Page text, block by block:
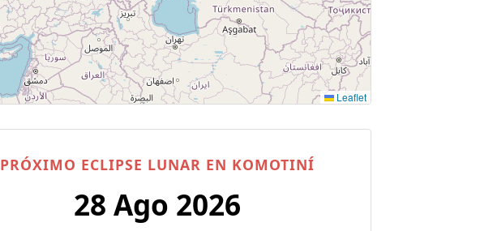
Leaflet
PRÓXIMO ECLIPSE LUNAR EN KOMOTINÍ
28 Ago 2026